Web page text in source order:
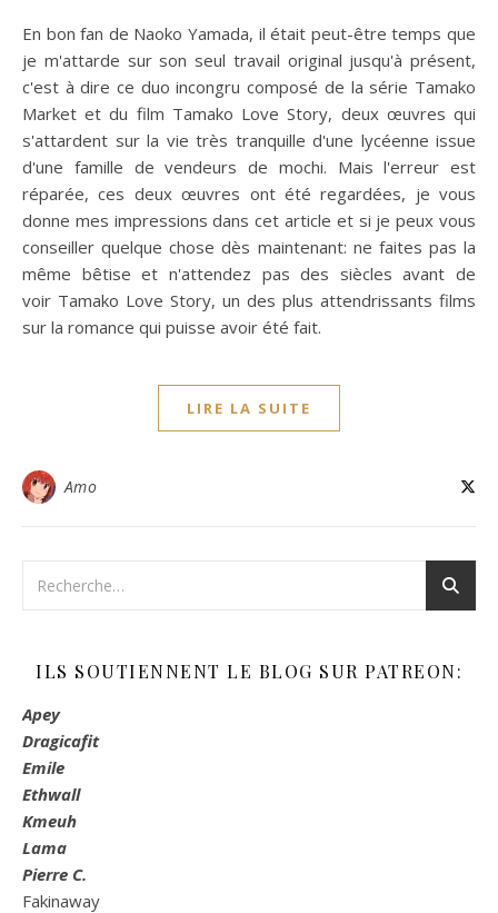
En bon fan de Naoko Yamada, il était peut-être temps que
je m'attarde sur son seul travail original jusqu'à présent,
c'est à dire ce duo incongru composé de la série Tamako
Market et du film Tamako Love Story, deux œuvres qui
s'attardent sur la vie très tranquille d'une lycéenne issue
d'une famille de vendeurs de mochi. Mais l'erreur est
réparée, ces deux œuvres ont été regardées, je vous
donne mes impressions dans cet article et si je peux vous
conseiller quelque chose dès maintenant: ne faites pas la
même bêtise et n'attendez pas des siècles avant de
voir Tamako Love Story, un des plus attendrissants films
sur la romance qui puisse avoir été fait.
LIRE LA SUITE
Amo
ILS SOUTIENNENT LE BLOG SUR PATREON:
Apey
Dragicafit
Emile
Ethwall
Kmeuh
Lama
Pierre C.
Fakinaway